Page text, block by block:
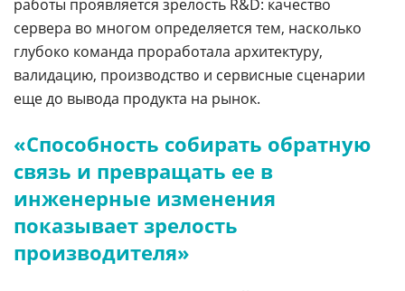
работы проявляется зрелость R&D: качество
сервера во многом определяется тем, насколько
глубоко команда проработала архитектуру,
валидацию, производство и сервисные сценарии
еще до вывода продукта на рынок.
«Способность собирать обратную
связь и превращать ее в
инженерные изменения
показывает зрелость
производителя»